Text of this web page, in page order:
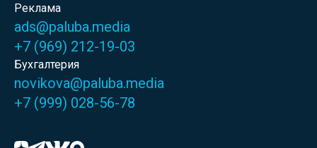
Реклама
ads@paluba.media
+7 (969) 212-19-03
Бухгалтерия
novikova@paluba.media
+7 (999) 028-56-78